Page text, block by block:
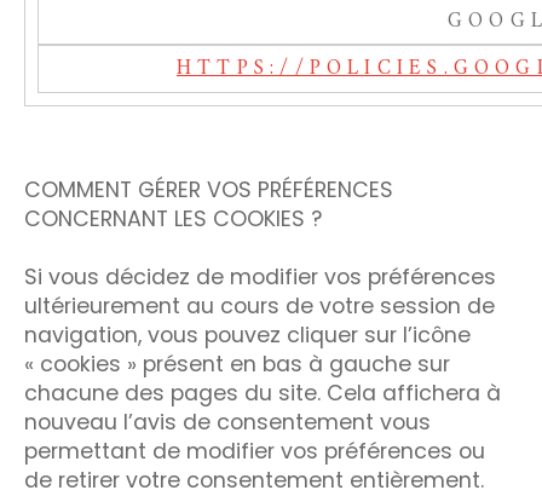
HTTPS://
COMMENT GÉRER VOS PRÉFÉRENCES
CONCERNANT LES COOKIES ?
Si vous décidez de modifier vos préférences
ultérieurement au cours de votre session de
navigation, vous pouvez cliquer sur l’icône
« cookies » présent en bas à gauche sur
chacune des pages du site. Cela affichera à
nouveau l’avis de consentement vous
permettant de modifier vos préférences ou
de retirer votre consentement entièrement.